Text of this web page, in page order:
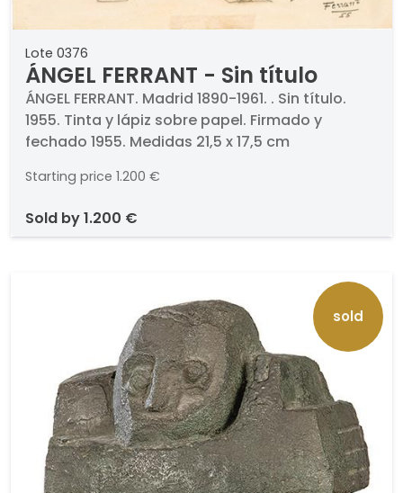
Lote 0376
ÁNGEL FERRANT - Sin título
ÁNGEL FERRANT. Madrid 1890-1961. . Sin título.
1955. Tinta y lápiz sobre papel. Firmado y
fechado 1955. Medidas 21,5 x 17,5 cm
Starting price 1.200 €
sold by1.200 €
sold